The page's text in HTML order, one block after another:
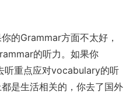
的Grammar方面不太好，
的听力。如果你
听重点应对vocabulary的听
是生活相关的，你去了国外